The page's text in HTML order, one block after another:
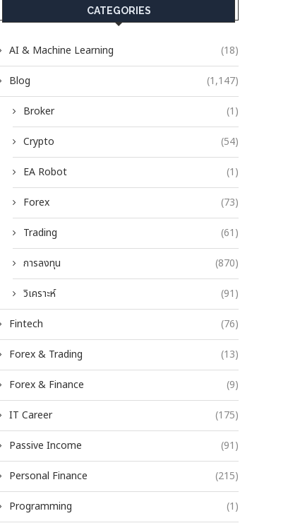
CATEGORIES
AI & Machine Learning (18)
Blog (1,147)
Broker (1)
Crypto (54)
EA Robot (1)
Forex (73)
Trading (61)
การลงทุน (870)
วิเคราะห์ (91)
Fintech (76)
Forex & Trading (13)
Forex & Finance (9)
IT Career (175)
Passive Income (91)
Personal Finance (215)
Programming (1)